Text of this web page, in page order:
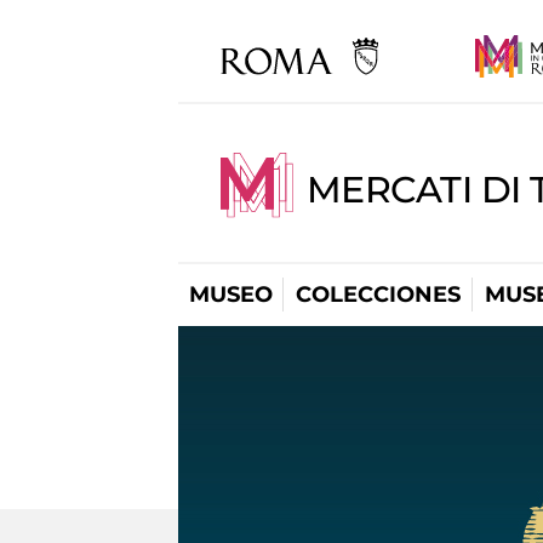
MERCATI DI
MUSEO COLECCIONES